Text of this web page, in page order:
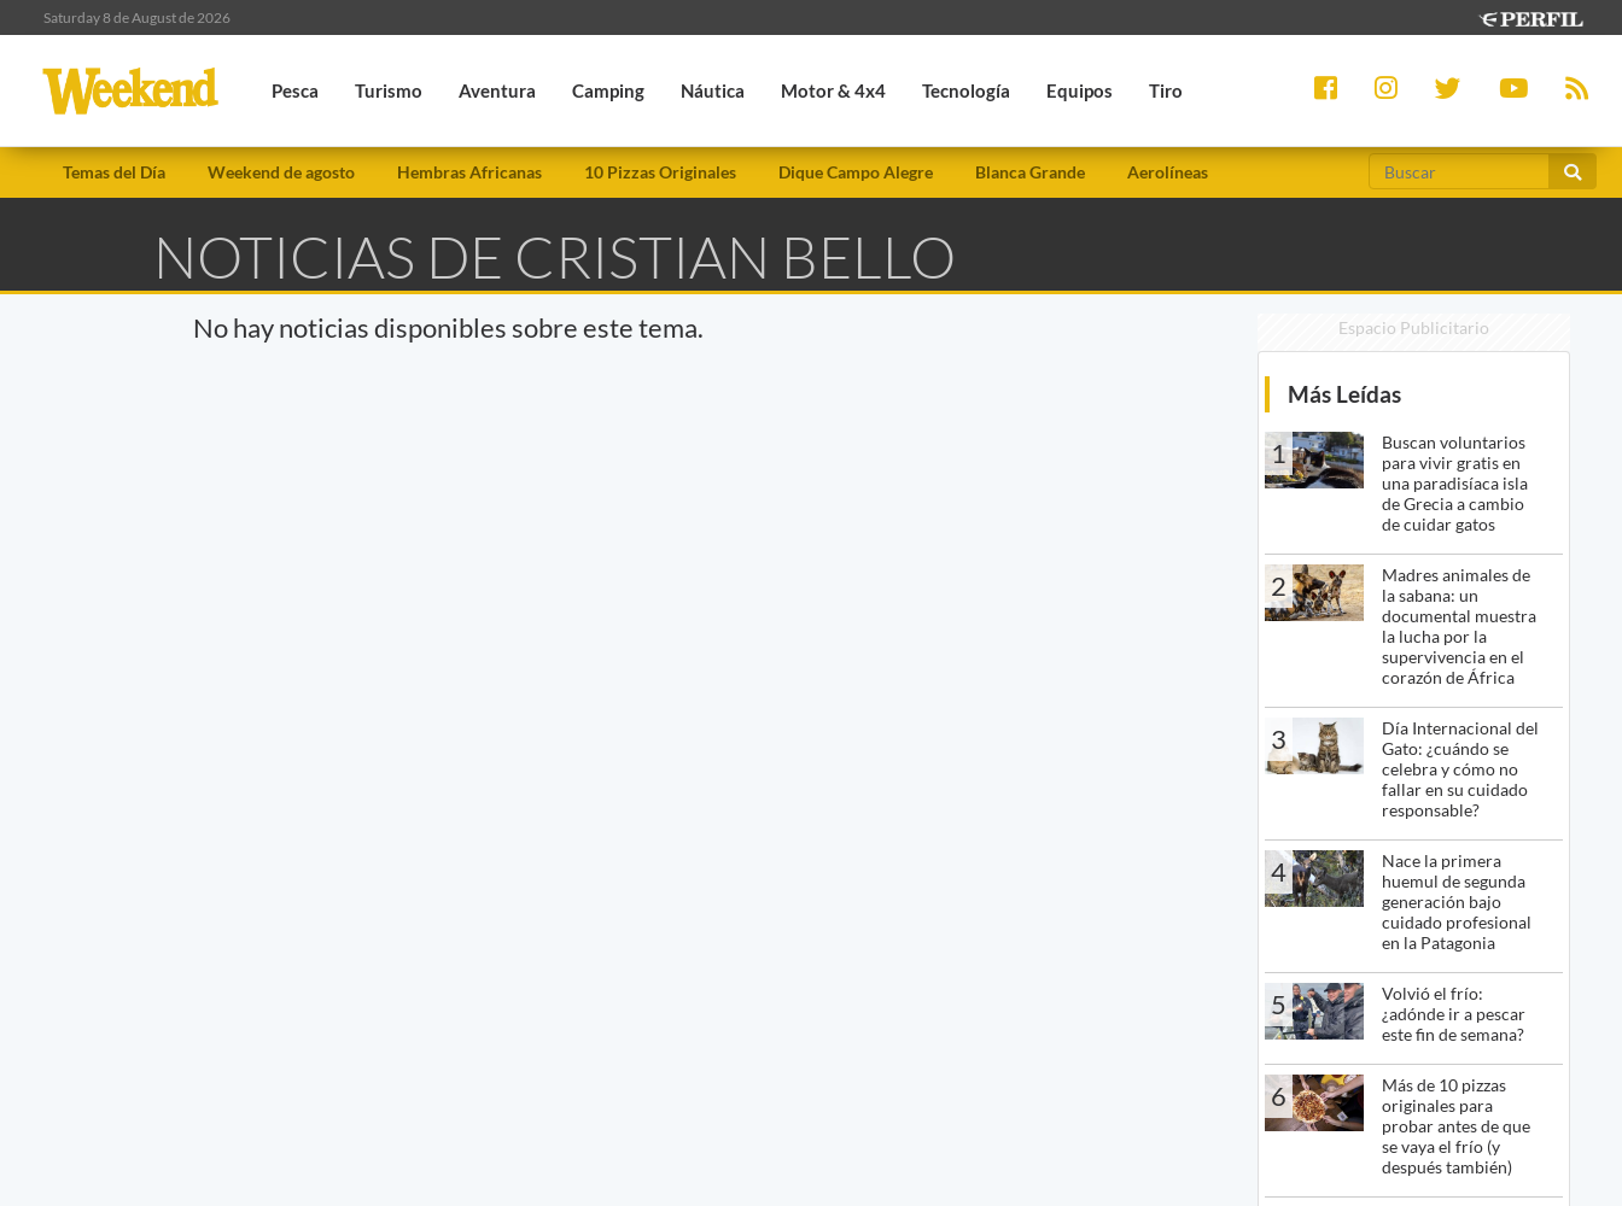
Saturday 8 de August de 2026
Pesca Turismo Aventura Camping Náutica Motor & 4x4 Tecnología Equipos Tiro
Temas del Día Weekend de agosto Hembras Africanas 10 Pizzas Originales Dique Campo Alegre Blanca Grande Aerolíneas
NOTICIAS DE CRISTIAN BELLO
No hay noticias disponibles sobre este tema. Espacio Publicitario
Más Leídas
1
Buscan voluntarios
para vivir gratis en
una paradisíaca isla
de Grecia a cambio
de cuidar gatos
2
Madres animales de
la sabana: un
documental muestra
la lucha por la
supervivencia en el
corazón de África
3
Día Internacional del
Gato: ¿cuándo se
celebra y cómo no
fallar en su cuidado
responsable?
4
Nace la primera
huemul de segunda
generación bajo
cuidado profesional
en la Patagonia
5
Volvió el frío:
¿adónde ir a pescar
este fin de semana?
6
Más de 10 pizzas
originales para
probar antes de que
se vaya el frío (y
después también)